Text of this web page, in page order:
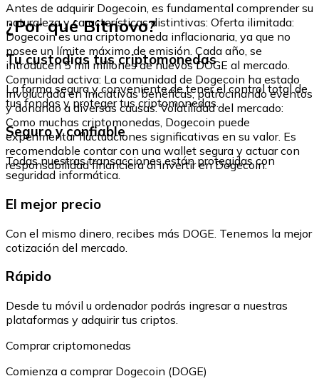
Antes de adquirir Dogecoin, es fundamental comprender su
naturaleza y características distintivas: Oferta ilimitada:
Dogecoin es una criptomoneda inflacionaria, ya que no
posee un límite máximo de emisión. Cada año, se
introducen 5 mil millones de nuevos DOGE al mercado.
Comunidad activa: La comunidad de Dogecoin ha estado
involucrada en iniciativas benéficas, patrocinando eventos
y donando a diversas causas. Volatilidad del mercado:
Como muchas criptomonedas, Dogecoin puede
experimentar fluctuaciones significativas en su valor. Es
recomendable contar con una wallet segura y actuar con
responsabilidad financiera al invertir en Dogecoin.
¿Por qué Bitnovo?
Tu custodias tus criptomonedas
La forma segura y conveniente de tener el control total de
tus fondos y proteger tus criptomonedas.
Seguro y confiable
Todas nuestras transacciones están protegidas con
seguridad informática.
El mejor precio
Con el mismo dinero, recibes más DOGE. Tenemos la mejor
cotización del mercado.
Rápido
Desde tu móvil u ordenador podrás ingresar a nuestras
plataformas y adquirir tus criptos.
Comprar criptomonedas
Comienza a comprar Dogecoin (DOGE)